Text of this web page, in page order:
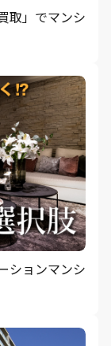
取」でマンシ
ションマンシ